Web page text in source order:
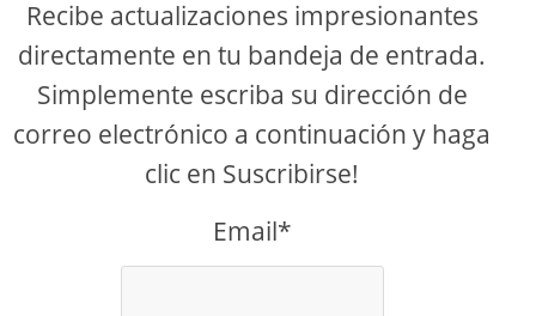
Recibe actualizaciones impresionantes
directamente en tu bandeja de entrada.
Simplemente escriba su dirección de
correo electrónico a continuación y haga
clic en Suscribirse!
Email*